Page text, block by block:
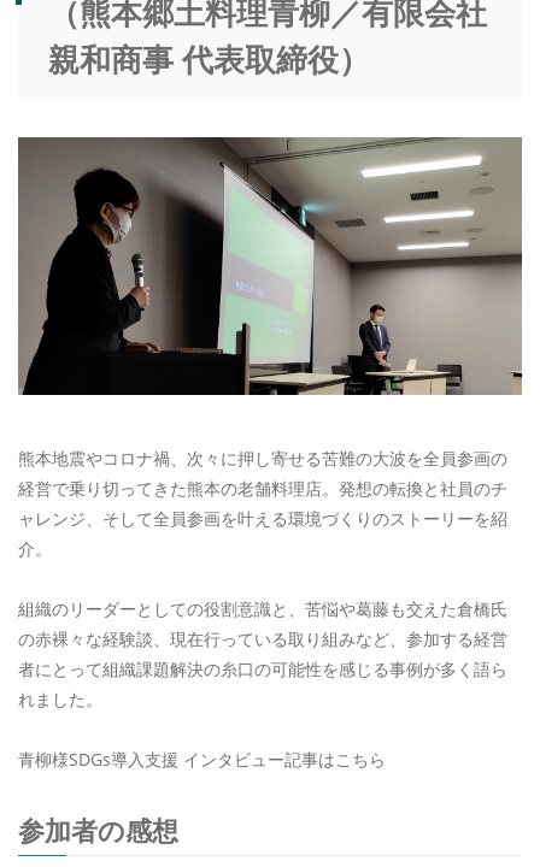
（熊本郷土料理青柳／有限会社
親和商事 代表取締役）
熊本地震やコロナ禍、次々に押し寄せる苦難の大波を全員参画の
経営で乗り切ってきた熊本の老舗料理店。発想の転換と社員のチ
ャレンジ、そして全員参画を叶える環境づくりのストーリーを紹
介。
組織のリーダーとしての役割意識と、苦悩や葛藤も交えた倉橋氏
の赤裸々な経験談、現在行っている取り組みなど、参加する経営
者にとって組織課題解決の糸口の可能性を感じる事例が多く語ら
れました。
青柳様SDGs導入支援 インタビュー記事はこちら
参加者の感想